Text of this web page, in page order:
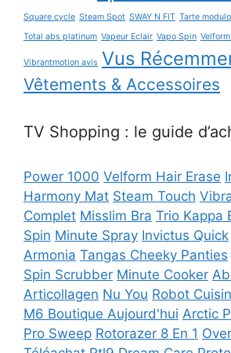
Square cycle Steam Spot SWAY N FIT Tarte
Total abs platinum Vapeur Eclair Vapo Spin
Vibrantmotion avis Vus
Vêtements & Accessoires
TV Shopping : le guide
Power 1000 Velform Hair Erase
Harmony Mat Steam Touch
Complet Misslim Bra Trio Kappa
Spin Minute Spray Invictus Quick
Armonia Tangas Cheeky Panties
Spin Scrubber Minute Cooker
Articollagen Nu You Robot
M6 Boutique Aujourd'hui Arctic
Pro Sweep Rotorazer 8 En 1